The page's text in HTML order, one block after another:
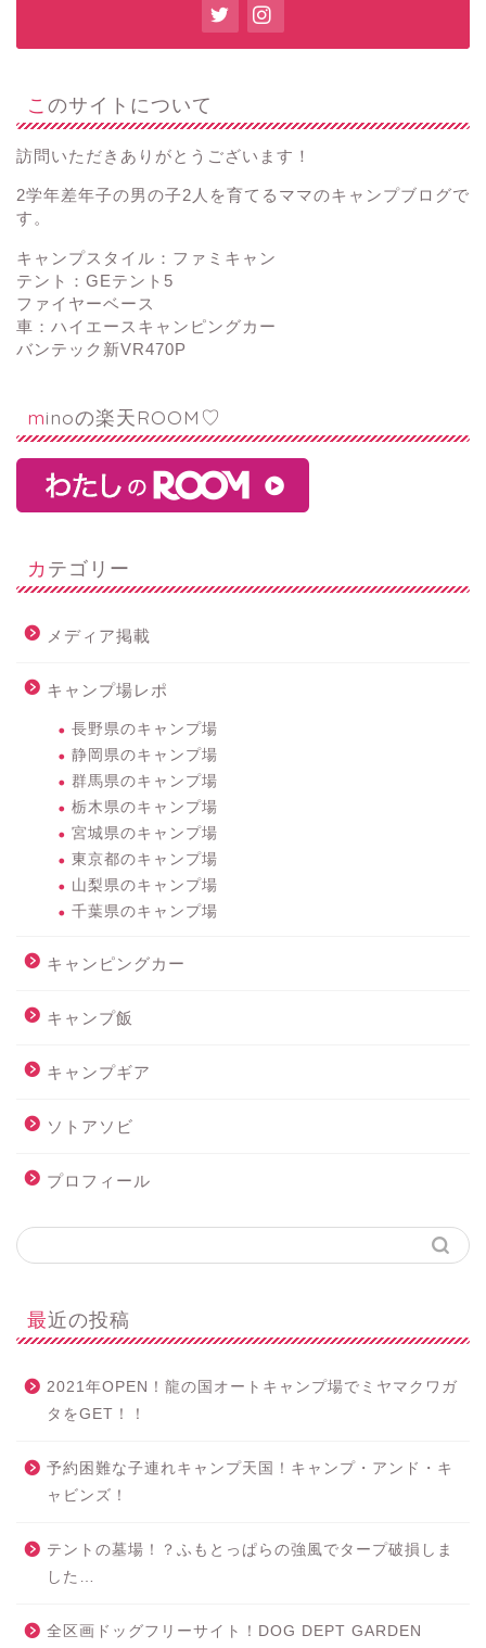
このサイトについて
訪問いただきありがとうございます！
2学年差年子の男の子2人を育てるママのキャンプブログで
す。
キャンプスタイル：ファミキャン
テント：GEテント5
ファイヤーベース
車：ハイエースキャンピングカー
バンテック新VR470P
minoの楽天ROOM♡
カテゴリー
メディア掲載
キャンプ場レポ
長野県のキャンプ場
静岡県のキャンプ場
群馬県のキャンプ場
栃木県のキャンプ場
宮城県のキャンプ場
東京都のキャンプ場
山梨県のキャンプ場
千葉県のキャンプ場
キャンピングカー
キャンプ飯
キャンプギア
ソトアソビ
プロフィール
最近の投稿
2021年OPEN！龍の国オートキャンプ場でミヤマクワガ
タをGET！！
予約困難な子連れキャンプ天国！キャンプ・アンド・キ
ャビンズ！
テントの墓場！？ふもとっぱらの強風でタープ破損しま
した…
全区画ドッグフリーサイト！DOG DEPT GARDEN